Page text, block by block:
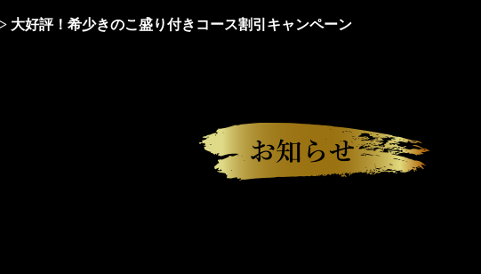
> 大好評！希少きのこ盛り付きコース割引キャンペーン